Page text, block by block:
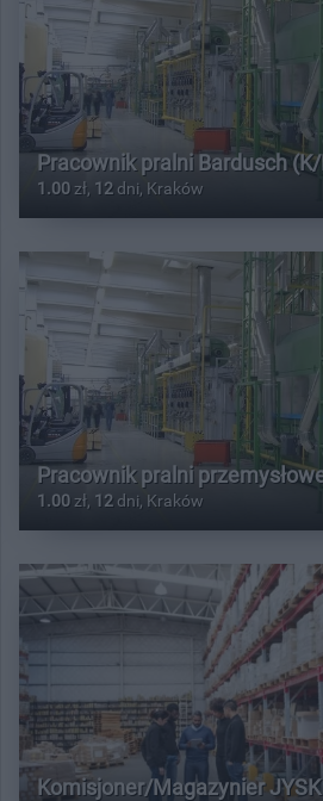
Pracownik pralni Bardusch
1.00 zł, 12 dni, Kraków
Pracownik pralni
1.00 zł, 12 dni, Kraków
Komisjoner/Magazynier